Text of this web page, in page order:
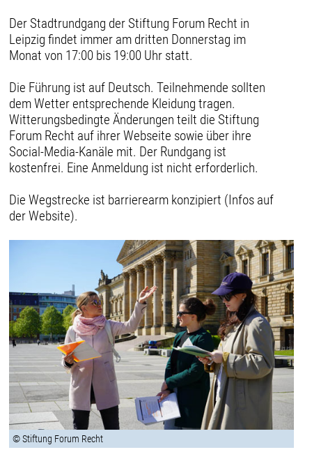
Der Stadtrundgang der Stiftung Forum Recht in
Leipzig findet immer am dritten Donnerstag im
Monat von 17:00 bis 19:00 Uhr statt.
Die Führung ist auf Deutsch. Teilnehmende sollten
dem Wetter entsprechende Kleidung tragen.
Witterungsbedingte Änderungen teilt die Stiftung
Forum Recht auf ihrer Webseite sowie über ihre
Social-Media-Kanäle mit. Der Rundgang ist
kostenfrei. Eine Anmeldung ist nicht erforderlich.
Die Wegstrecke ist barrierearm konzipiert (Infos auf
der Website).
© Stiftung Forum Recht